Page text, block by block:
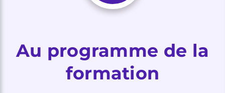
Au programme de la
formation